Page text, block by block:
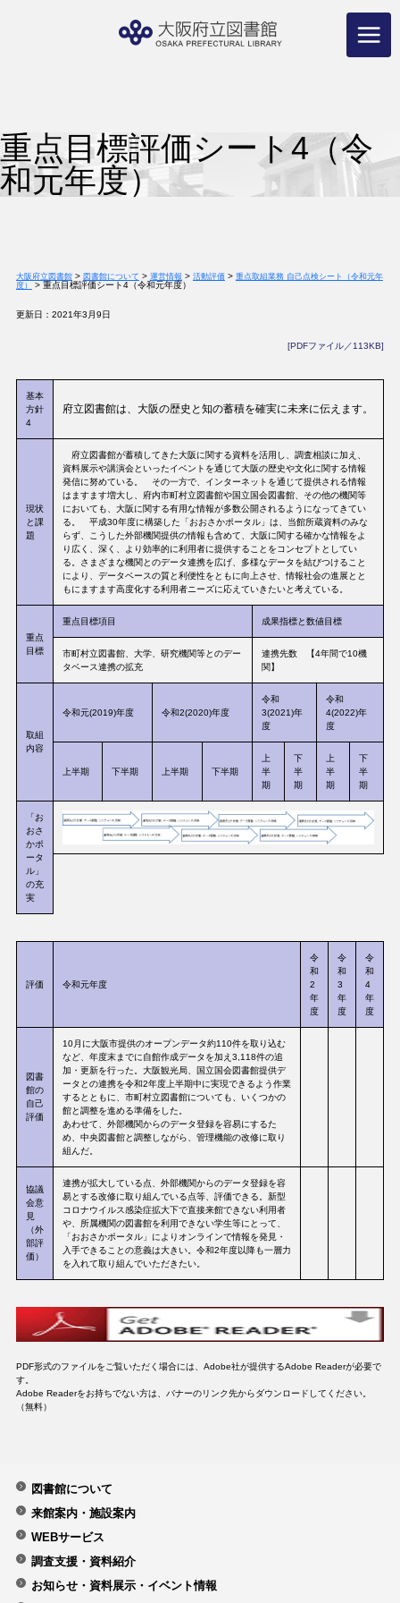
重点目標評価シート4（令
和元年度）
大阪府立図書館> 図書館について > 運営情報 > 活動評価> 重点取組業務 自己点検シート（令和元年
度）
> 重点目標評価シート4（令和元年度）
更新日：2021年3月9日
[PDFファイル／113KB]
基本
方針
4
府立図書館は、大阪の歴史と知の蓄積を確実に未来に伝えます。
現状
と課
題
府立図書館が蓄積してきた大阪に関する資料を活用し、調査相談に加え、
資料展示や講演会といったイベントを通じて大阪の歴史や文化に関する情報
発信に努めている。 その一方で、インターネットを通じて提供される情報
はますます増大し、府内市町村立図書館や国立国会図書館、その他の機関等
においても、大阪に関する有用な情報が多数公開されるようになってきてい
る。 平成30年度に構築した「おおさかポータル」は、当館所蔵資料のみな
らず、こうした外部機関提供の情報も含めて、大阪に関する確かな情報をよ
り広く、深く、より効率的に利用者に提供することをコンセプトとしてい
る。さまざまな機関とのデータ連携を広げ、多様なデータを結びつけること
により、データベースの質と利便性をともに向上させ、情報社会の進展とと
もにますます高度化する利用者ニーズに応えていきたいと考えている。
重点
目標
重点目標項目 成果指標と数値目標
市町村立図書館、大学、研究機関等とのデー
タベース連携の拡充
連携先数 【4年間で10機
関】
取組
内容
令和元(2019)年度 令和2(2020)年度
令和
3(2021)年
度
令和
4(2022)年
度
上半期 下半期 上半期 下半期
上
半
期
下
半
期
上
半
期
下
半
期
「お
おさ
かポ
ータ
ル」
の充
実
評価 令和元年度
令
和
2
年
度
令
和
3
年
度
令
和
4
年
度
図書
館の
自己
評価
10月に大阪市提供のオープンデータ約110件を取り込む
など、年度末までに自館作成データを加え3,118件の追
加・更新を行った。大阪観光局、国立国会図書館提供デ
ータとの連携を令和2年度上半期中に実現できるよう作業
するとともに、市町村立図書館についても、いくつかの
館と調整を進める準備をした。
あわせて、外部機関からのデータ登録を容易にするた
め、中央図書館と調整しながら、管理機能の改修に取り
組んだ。
協議
会意
見
（外
部評
価）
連携が拡大している点、外部機関からのデータ登録を容
易とする改修に取り組んでいる点等、評価できる。新型
コロナウイルス感染症拡大下で直接来館できない利用者
や、所属機関の図書館を利用できない学生等にとって、
「おおさかポータル」によりオンラインで情報を発見・
入手できることの意義は大きい。令和2年度以降も一層力
を入れて取り組んでいただきたい。
PDF形式のファイルをご覧いただく場合には、Adobe社が提供するAdobe Readerが必要で
す。
Adobe Readerをお持ちでない方は、バナーのリンク先からダウンロードしてください。
（無料）
図書館について
来館案内・施設案内
WEBサービス
調査支援・資料紹介
お知らせ・資料展示・イベント情報